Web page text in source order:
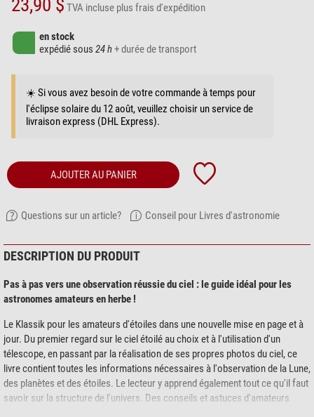
23,90 $ TVA incluse plus frais d'expédition
en stock
expédié sous 24 h+ durée de transport
☀️ Si vous avez besoin de votre commande à temps pour
l'éclipse solaire du 12 août, veuillez choisir un service de
livraison express (DHL Express).
AJOUTER AU PANIER
Questions sur un article? Conseil pour Livres d'astronomie
DESCRIPTION DU PRODUIT
Pas à pas vers une observation réussie du ciel : le guide idéal pour les
astronomes amateurs en herbe !
Le Klassik pour les amateurs d'étoiles dans une nouvelle mise en page et à
jour. Du premier regard sur le ciel étoilé au choix et à l'utilisation d'un
télescope, en passant par la réalisation de ses propres photos du ciel, ce
livre contient toutes les informations nécessaires à l'observation de la Lune,
des planètes et des étoiles. Le lecteur y apprend également tout ce qu'il faut
savoir sur la structure de l'univers. Des conseils et astuces d'amateurs